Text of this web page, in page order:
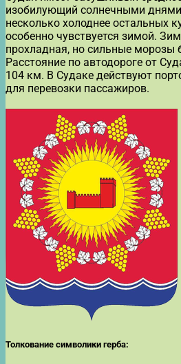
изобилующий солнечными
несколько холоднее остальных
особенно чувствуется зимой.
прохладная, но сильные морозы
Расстояние по автодороге от
104 км. В Судаке действуют
для перевозки пассажиров.
Толкование символики герба: